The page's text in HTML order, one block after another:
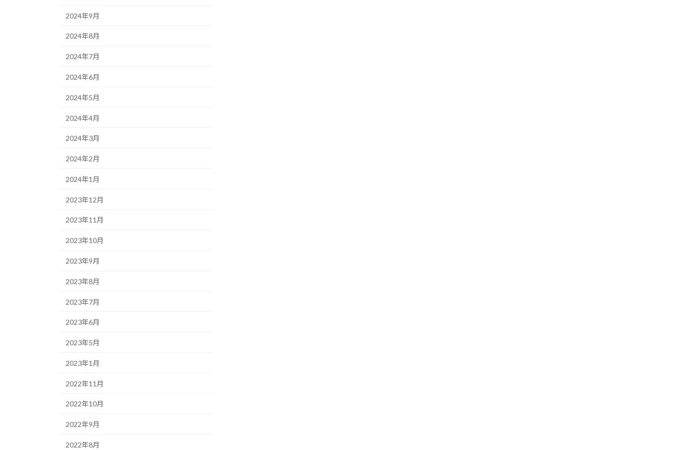
2024年9月
2024年8月
2024年7月
2024年6月
2024年5月
2024年4月
2024年3月
2024年2月
2024年1月
2023年12月
2023年11月
2023年10月
2023年9月
2023年8月
2023年7月
2023年6月
2023年5月
2023年1月
2022年11月
2022年10月
2022年9月
2022年8月